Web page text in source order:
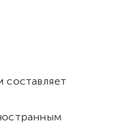
составляет